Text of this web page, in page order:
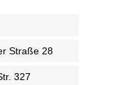
Straße 28
327